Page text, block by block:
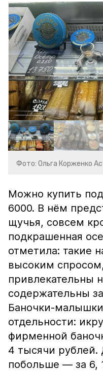
Фото: Ольга Корженко
Можно купить
6000. В нём
щучья, совсем
подкрашенная
отметила: такие
высоким
привлекательны
содержательны
Баночки-
отдельности:
фирменной
4 тысячи
побольше — за 6,